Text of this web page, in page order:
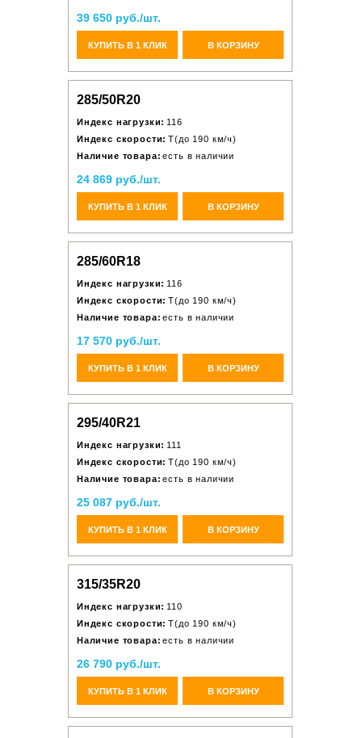
39 650 руб./шт.
КУПИТЬ В 1 КЛИК В КОРЗИНУ
285/50R20
Индекс нагрузки: 116
Индекс скорости: T(до 190 км/ч)
Наличие товара: есть в наличии
24 869 руб./шт.
КУПИТЬ В 1 КЛИК В КОРЗИНУ
285/60R18
Индекс нагрузки: 116
Индекс скорости: T(до 190 км/ч)
Наличие товара: есть в наличии
17 570 руб./шт.
КУПИТЬ В 1 КЛИК В КОРЗИНУ
295/40R21
Индекс нагрузки: 111
Индекс скорости: T(до 190 км/ч)
Наличие товара: есть в наличии
25 087 руб./шт.
КУПИТЬ В 1 КЛИК В КОРЗИНУ
315/35R20
Индекс нагрузки: 110
Индекс скорости: T(до 190 км/ч)
Наличие товара: есть в наличии
26 790 руб./шт.
КУПИТЬ В 1 КЛИК В КОРЗИНУ